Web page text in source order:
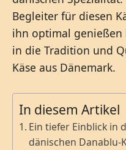
Begleiter für diesen
ihn optimal genießen
in die Tradition und
Käse aus Dänemark.
In diesem Artikel
Ein tiefer Einblick in
dänischen Danablu-